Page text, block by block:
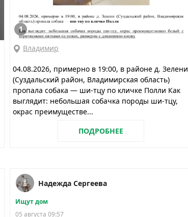
1
Владимир
04.08.2026, примерно в 19:00, в районе д. Зелени
(Суздальский район, Владимирская область)
пропала собака — ши-тцу по кличке Полли Как
выглядит: небольшая собачка породы ши-тцу,
окрас преимуществе...
ПОДРОБНЕЕ
Надежда Сергеева
Ищут дом
05 августа 09:57